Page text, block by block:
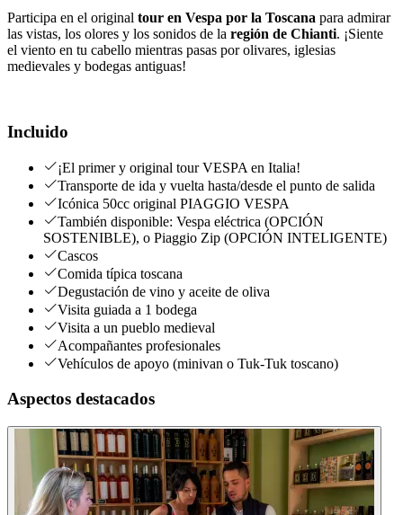
Participa en el original tour en Vespa por la Toscana para admirar
las vistas, los olores y los sonidos de la región de Chianti. ¡Siente
el viento en tu cabello mientras pasas por olivares, iglesias
medievales y bodegas antiguas!
Incluido
¡El primer y original tour VESPA en Italia!
Transporte de ida y vuelta hasta/desde el punto de salida
Icónica 50cc original PIAGGIO VESPA
También disponible: Vespa eléctrica (OPCIÓN
SOSTENIBLE), o Piaggio Zip (OPCIÓN INTELIGENTE)
Cascos
Comida típica toscana
Degustación de vino y aceite de oliva
Visita guiada a 1 bodega
Visita a un pueblo medieval
Acompañantes profesionales
Vehículos de apoyo (minivan o Tuk-Tuk toscano)
Aspectos destacados